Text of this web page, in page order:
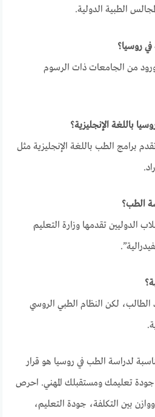
الطبية الدولية.
من الجامعات ذات الرسوم
برامج الطب باللغة الإنجليزية مثل
الدوليين تقدمها وزارة التعليم
لكن النظام الطبي الروسي
لدراسة الطب في روسيا هو قرار
جودة تعليمك ومستقبلك المهني. احرص
بين التكلفة، جودة التعليم،